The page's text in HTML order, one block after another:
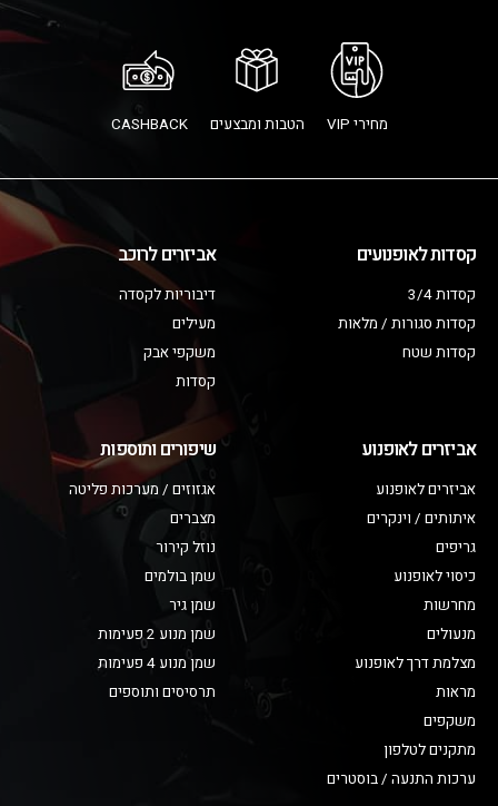
מחירי VIP הטבות ומבצעים CASHBACK
קסדות לאופנועים
קסדות 3/4
קסדות סגורות / מלאות
קסדות שטח
אביזרים לרוכב
דיבוריות לקסדה
מעילים
משקפי אבק
קסדות
אביזרים לאופנוע
אביזרים לאופנוע
איתותים / וינקרים
גריפים
כיסוי לאופנוע
מחרשות
מנעולים
מצלמת דרך לאופנוע
מראות
משקפים
מתקנים לטלפון
ערכות התנעה / בוסטרים
שיפורים ותוספות
אגזוזים / מערכות פליטה
מצברים
נוזל קירור
שמן בולמים
שמן גיר
שמן מנוע 2 פעימות
שמן מנוע 4 פעימות
תרסיסים ותוספים